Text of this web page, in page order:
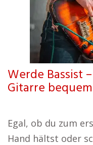
Werde Bassist
Gitarre
Egal, ob du zum
Hand hältst oder